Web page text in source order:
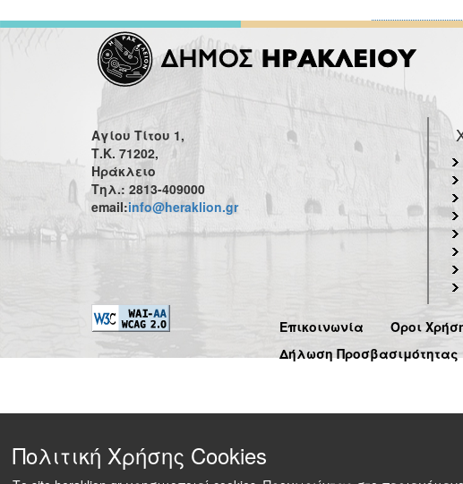
Αγίου Τίτου 1,
Τ.Κ. 71202,
Ηράκλειο
Τηλ.: 2813-409000
email:info@heraklion.gr
Επικοινωνία
Όροι
Δήλωση Προσβασιμότητας
Πολιτική Χρήσης Cookies